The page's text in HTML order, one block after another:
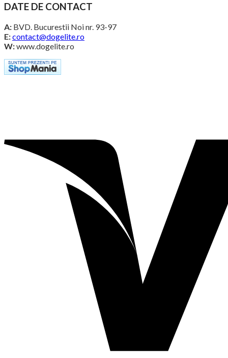
DATE DE CONTACT
A: BVD. Bucurestii Noi nr. 93-97
E:contact@dogelite.ro
W:www.dogelite.ro